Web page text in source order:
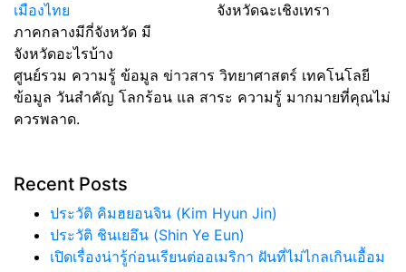
เมืองไทย
ภาคกลางมีกี่จังหวัด มี
จังหวัดอะไรบ้าง
จังหวัดฉะเชิงเทรา
ศูนย์รวม ความรู้ ข้อมูล ข่าวสาร วิทยาศาสตร์ เทคโนโลยี
ข้อมูล วันสำคัญ โลกร้อน แล สาระ ความรู้ มากมายที่คุณไม่
ควรพลาด.
Recent Posts
ประวัติ คิมฮยอนจิน (Kim Hyun Jin)
ประวัติ ชินเยอึน (Shin Ye Eun)
เปิดเรื่องน่ารู้ก่อนเรียนต่ออเมริกา ฝันที่ไม่ไกลเกินเอื้อม